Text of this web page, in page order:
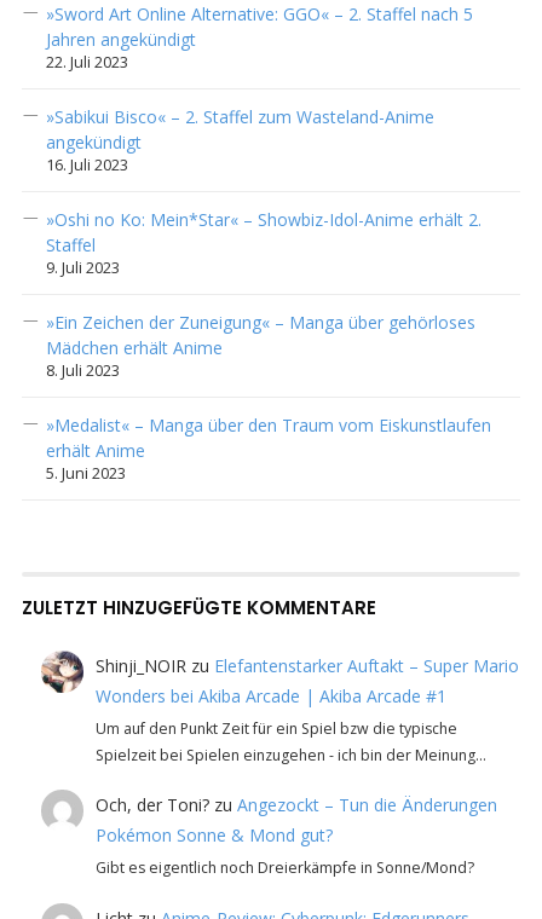
»Sword Art Online Alternative: GGO« – 2. Staffel nach 5
Jahren angekündigt
22. Juli 2023
»Sabikui Bisco« – 2. Staffel zum Wasteland-Anime
angekündigt
16. Juli 2023
»Oshi no Ko: Mein*Star« – Showbiz-Idol-Anime erhält 2.
Staffel
9. Juli 2023
»Ein Zeichen der Zuneigung« – Manga über gehörloses
Mädchen erhält Anime
8. Juli 2023
»Medalist« – Manga über den Traum vom Eiskunstlaufen
erhält Anime
5. Juni 2023
ZULETZT HINZUGEFÜGTE KOMMENTARE
Shinji_NOIR zu Elefantenstarker Auftakt – Super Mario
Wonders bei Akiba Arcade | Akiba Arcade #1
Um auf den Punkt Zeit für ein Spiel bzw die typische
Spielzeit bei Spielen einzugehen - ich bin der Meinung…
Och, der Toni? zuAngezockt – Tun die Änderungen
Pokémon Sonne & Mond gut?
Gibt es eigentlich noch Dreierkämpfe in Sonne/Mond?